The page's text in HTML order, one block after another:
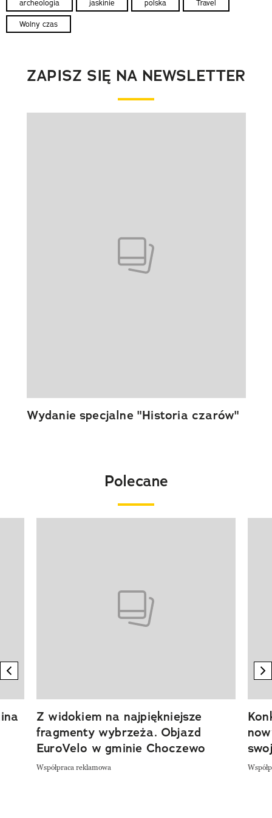
archeologia jaskinie polska Travel
Wolny czas
ZAPISZ SIĘ NA NEWSLETTER
Wydanie specjalne "Historia czarów"
Polecane
previous element
Z widokiem na najpiękniejsze
fragmenty wybrzeża. Objazd
EuroVelo w gminie Choczewo
Współpraca reklamowa